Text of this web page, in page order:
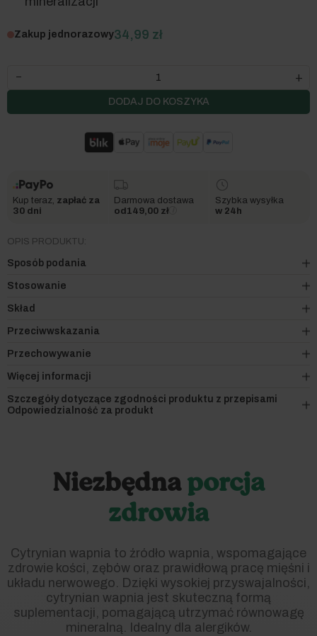
Zakup jednorazowy34,99 zł
– +
DODAJ DO KOSZYKA
Kup teraz, zapłać za
30 dni
Darmowa dostawa
od 149,00 zł
Szybka wysyłka
w 24h
OPIS PRODUKTU:
Sposób podania
Stosowanie
Skład
Przeciwwskazania
Przechowywanie
Więcej informacji
Szczegóły dotyczące zgodności produktu z przepisami
Odpowiedzialność za produkt
Niezbędnaporcja
zdrowia
Cytrynian wapnia to źródło wapnia, wspomagające
zdrowie kości, zębów oraz prawidłową pracę mięśni i
układu nerwowego. Dzięki wysokiej przyswajalności,
cytrynian wapnia jest skuteczną formą
suplementacji, pomagającą utrzymać równowagę
mineralną. Idealny dla alergików.